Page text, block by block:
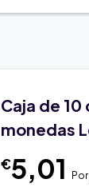
Caja de
monedas
€5,01